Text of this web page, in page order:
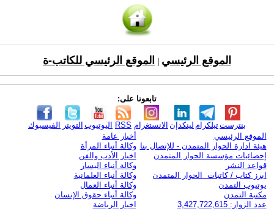
الموقع الرئيسي الموقع الرئيسي للكاتب-ة
تابعونا على:
الفيسبوك التويتر اليوتيوب RSS الانستغرام لينكدإن تيلكرامبنترست
الموقع الرئيسي
هيئة ادارة الحوار المتمدن - للإتصال بنا
إحصائيات مؤسسة الحوار المتمدن
قواعد النشر
ابرز كتاب / كاتبات الحوار المتمدن
يوتيوب التمدن
مكتبة التمدن
عدد الزوار: 3,427,722,615
أخبار عامة
وكالة أنباء المرأة
اخبار الأدب والفن
وكالة أنباء اليسار
وكالة أنباء العلمانية
وكالة أنباء العمال
وكالة أنباء حقوق الإنسان
اخبار الرياضة